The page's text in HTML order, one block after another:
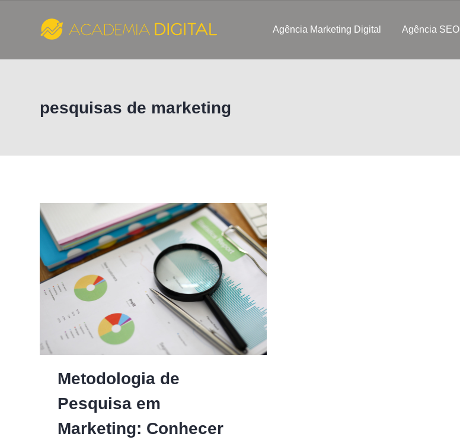
Cursos
Consultoria
Digital
-
Academia
Digital
Agência Marketing Digital Agência SEO
pesquisas de marketing
Metodologia de
Pesquisa em
Marketing: Conhecer